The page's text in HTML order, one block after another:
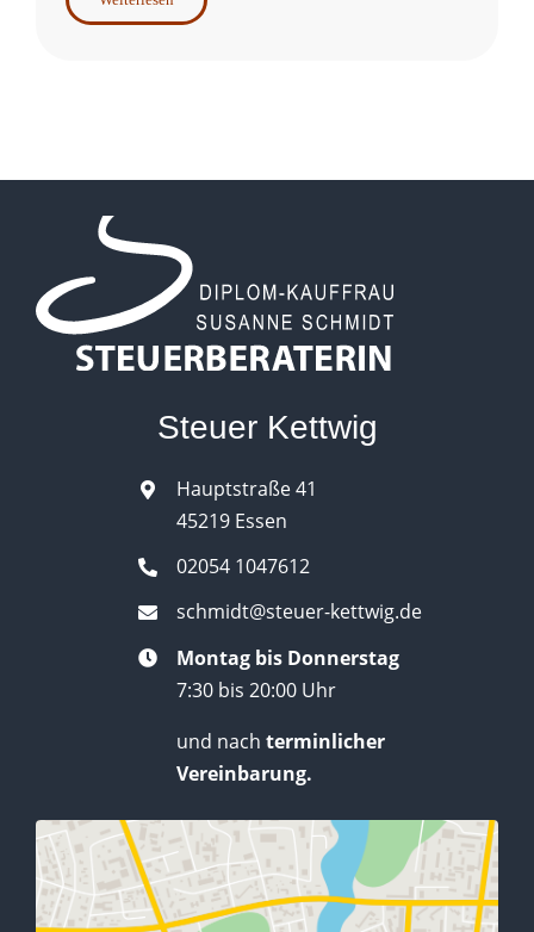
Steuer Kettwig
Hauptstraße 41
45219 Essen
02054 1047612
schmidt@steuer-kettwig.de
Montag bis Donnerstag
7:30 bis 20:00 Uhr
und nachterminlicher
Vereinbarung.